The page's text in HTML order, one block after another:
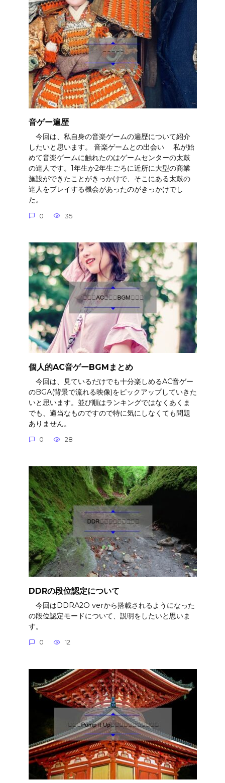
音ゲー遍歴
今回は、私自身の音楽ゲームの遍歴について紹介
したいと思います。 音楽ゲームとの出会い 私が始
めて音楽ゲームに触れたのはゲームセンターの太鼓
の達人です。1年生か2年生ごろに近所に大型の商業
施設ができたことがきっかけで、そこにある太鼓の
達人をプレイする機会があったのがきっかけでし
た。
0 35
個人的AC音ゲーBGMまとめ
今回は、見ているだけでも十分楽しめるAC音ゲー
のBGA(背景で流れる映像)をピックアップしていきた
いと思います。並び順はランキングではなくあくま
でも、適当なものですので特に気にしなくても問題
ありません。
0 28
DDRの段位認定について
今回はDDRA2O verから搭載されるようになった
の段位認定モードについて、説明をしたいと思いま
す。
0 12